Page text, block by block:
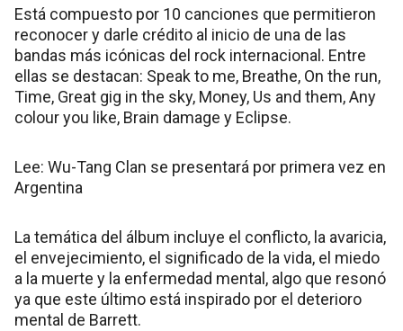
Está compuesto por 10 canciones que permitieron
reconocer y darle crédito al inicio de una de las
bandas más icónicas del rock internacional. Entre
ellas se destacan: Speak to me, Breathe, On the run,
Time, Great gig in the sky, Money, Us and them, Any
colour you like, Brain damage y Eclipse.
Lee: Wu-Tang Clan se presentará por primera vez en
Argentina
La temática del álbum incluye el conflicto, la avaricia,
el envejecimiento, el significado de la vida, el miedo
a la muerte y la enfermedad mental, algo que resonó
ya que este último está inspirado por el deterioro
mental de Barrett.